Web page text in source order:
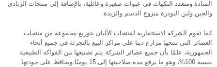
السادة ومتعدد النكهات في عبوات صغيرة وعائلية، بالإضافة إلى منتجات الزبادي
والجبن ولبن البودرة منزوع الدسم والزبدة.
كما تقوم الشركة الاستثمارية لمنتجات الألبان بتوزيع مجموعة من منتجات
العصائر التي تنتجها مزارع دينا على مراكز البيع بالتجزئة في جميع أنحاء
الجمهورية، علمًا بأن جميع عصائر الشركة يتم تصنيعها من الفواكه الطبيعية
بنسبة 100%، وهو ما يرفع مدة صلاحيتها إلى 15 يوميًا ويحافظ على جودتها